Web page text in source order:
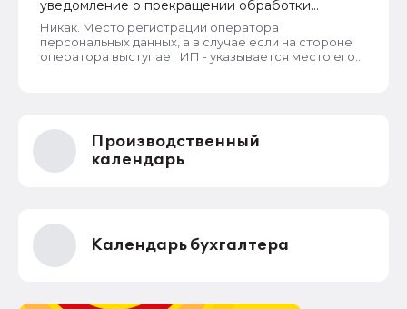
уведомление о прекращении обработки
персональных данных
Никак. Место регистрации оператора
персональных данных, а в случае если на стороне
оператора выступает ИП - указывается место его
сведениями. Делается это для того, чтобы у
субъектов ПД имелась возможность в случае
нарушения их прав обратиться непосредственно к
оператору для устранения нарушений.
Производственный
календарь
Календарь бухгалтера